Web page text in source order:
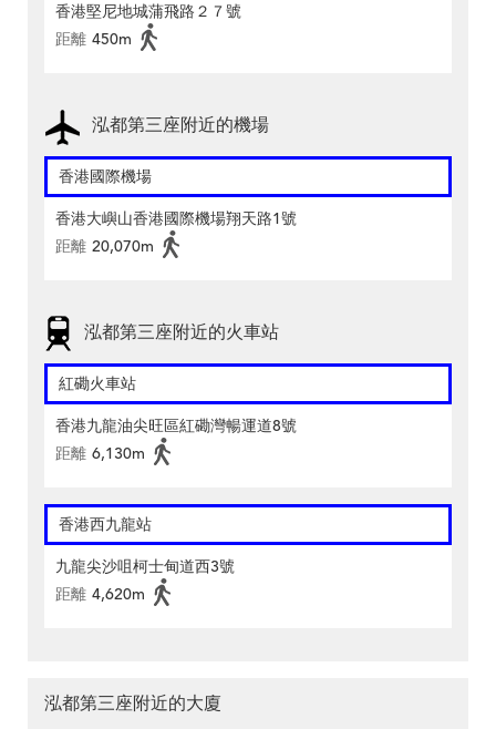
香港堅尼地城蒲飛路２７號
距離 450m
泓都第三座附近的機場
香港國際機場
香港大嶼山香港國際機場翔天路1號
距離 20,070m
泓都第三座附近的火車站
紅磡火車站
香港九龍油尖旺區紅磡灣暢運道8號
距離 6,130m
香港西九龍站
九龍尖沙咀柯士甸道西3號
距離 4,620m
泓都第三座附近的大廈